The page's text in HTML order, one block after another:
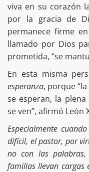
viva en su corazón
por la gracia de
permanece firme
llamado por Dios
prometida, “se
En esta misma
esperanza, porque
se esperan, la
se ven”, afirmó León
Especialmente
difícil, el pastor, por
no con las
familias llevan cargas